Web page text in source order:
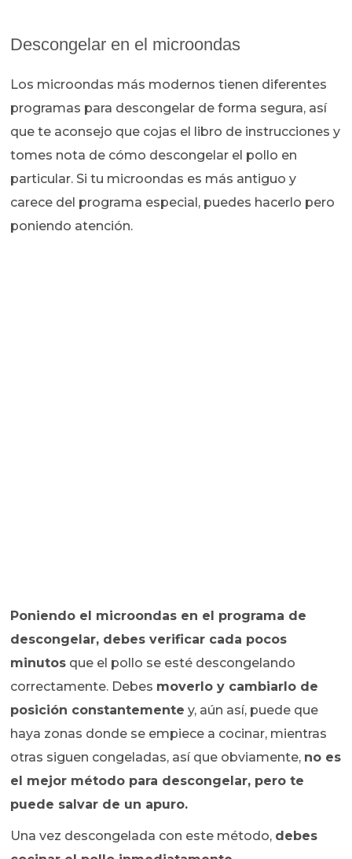
Descongelar en el microondas
Los microondas más modernos tienen diferentes
programas para descongelar de forma segura, así
que te aconsejo que cojas el libro de instrucciones y
tomes nota de cómo descongelar el pollo en
particular. Si tu microondas es más antiguo y
carece del programa especial, puedes hacerlo pero
poniendo atención.
Poniendo el microondas en el programa de
descongelar, debes verificar cada pocos
minutos que el pollo se esté descongelando
correctamente. Debes moverlo y cambiarlo de
posición constantemente y, aún así, puede que
haya zonas donde se empiece a cocinar, mientras
otras siguen congeladas, así que obviamente, no es
el mejor método para descongelar, pero te
puede salvar de un apuro.
Una vez descongelada con este método, debes